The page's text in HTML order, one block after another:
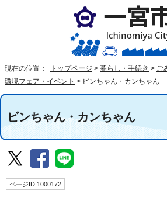
現在の位置： トップページ > 暮らし・手続き > ご
環境フェア・イベント > ビンちゃん・カンちゃん
ビンちゃん・カンちゃん
ページID 1000172